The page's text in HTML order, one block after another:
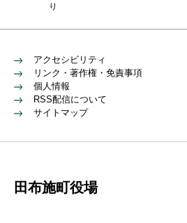
り
アクセシビリティ
リンク・著作権・免責事項
個人情報
RSS配信について
サイトマップ
田布施町役場